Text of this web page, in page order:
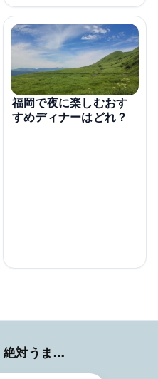
福岡で夜に楽しむおす
すめディナーはどれ？
福岡の夜を変える！絶対うまい店